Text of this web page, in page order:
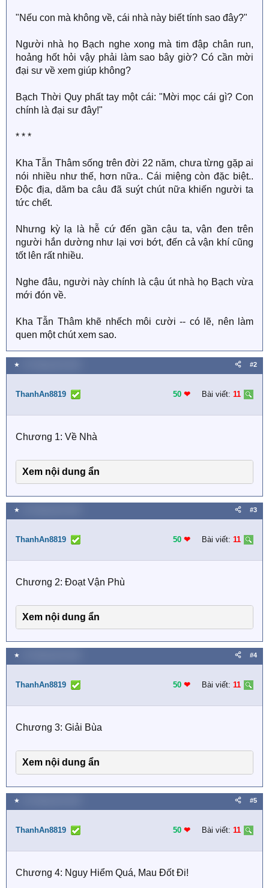
"Nếu con mà không về, cái nhà này biết tính sao đây?"
Người nhà họ Bạch nghe xong mà tim đập chân run,
hoảng hốt hỏi vậy phải làm sao bây giờ? Có cần mời
đại sư về xem giúp không?
Bạch Thời Quy phất tay một cái: "Mời mọc cái gì? Con
chính là đại sư đây!"
* * *
Kha Tẫn Thâm sống trên đời 22 năm, chưa từng gặp ai
nói nhiều như thế, hơn nữa.. Cái miệng còn đặc biệt..
Độc địa, dăm ba câu đã suýt chút nữa khiến người ta
tức chết.
Nhưng kỳ lạ là hễ cứ đến gần cậu ta, vận đen trên
người hắn dường như lại vơi bớt, đến cả vận khí cũng
tốt lên rất nhiều.
Nghe đâu, người này chính là cậu út nhà họ Bạch vừa
mới đón về.
Kha Tẫn Thâm khẽ nhếch môi cười -- có lẽ, nên làm
quen một chút xem sao.
★ #2
ThanhAn8819 50 ❤︎ Bài viết: 11
Chương 1: Về Nhà
Xem nội dung ẩn
★ #3
ThanhAn8819 50 ❤︎ Bài viết: 11
Chương 2: Đoạt Vận Phù
Xem nội dung ẩn
★ #4
ThanhAn8819 50 ❤︎ Bài viết: 11
Chương 3: Giải Bùa
Xem nội dung ẩn
★ #5
ThanhAn8819 50 ❤︎ Bài viết: 11
Chương 4: Nguy Hiểm Quá, Mau Đốt Đi!